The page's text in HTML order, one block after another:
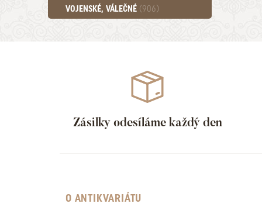
VOJENSKÉ, VÁLEČNÉ (906)
Zásilky odesíláme každý den
O ANTIKVARIÁTU